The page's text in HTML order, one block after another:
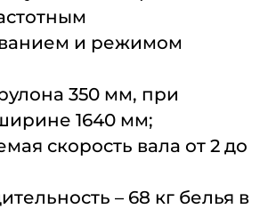
и режимом
350 мм, при
1640 мм;
скорость вала от 2 до
– 68 кг белья в